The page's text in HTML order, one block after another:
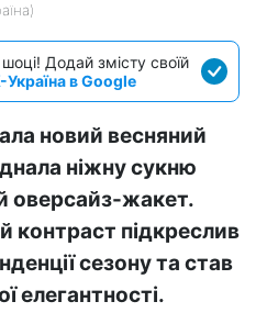
Додай змісту своїй
в Google
новий весняний
ніжну сукню
оверсайз-жакет.
контраст підкреслив
сезону та став
елегантності.